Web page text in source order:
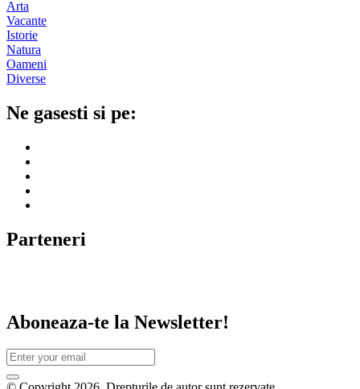
Arta
Vacante
Istorie
Natura
Oameni
Diverse
Ne gasesti si pe:
Parteneri
Aboneaza-te la Newsletter!